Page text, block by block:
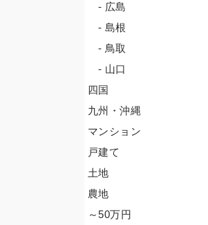
- 広島
- 島根
- 鳥取
- 山口
四国
九州・沖縄
マンション
戸建て
土地
農地
～50万円